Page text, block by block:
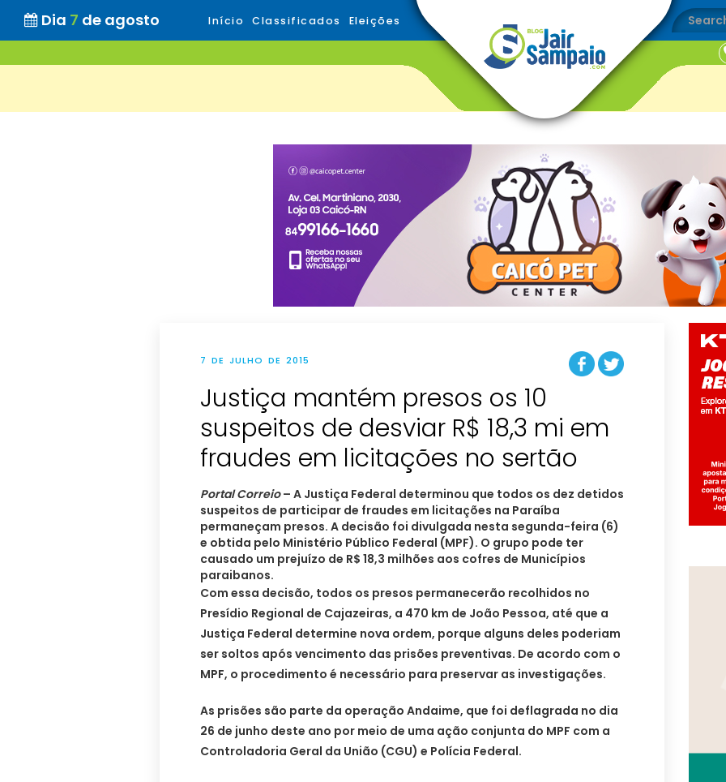
Dia 7 de agosto Início Classificados Eleições
7 DE JULHO DE 2015
Justiça mantém presos os 10
suspeitos de desviar R$ 18,3 mi em
fraudes em licitações no sertão
Portal Correio– A Justiça Federal determinou que todos os dez detidos
suspeitos de participar de fraudes em licitações na Paraíba
permaneçam presos. A decisão foi divulgada nesta segunda-feira (6)
e obtida pelo Ministério Público Federal (MPF). O grupo pode ter
causado um prejuízo de R$ 18,3 milhões aos cofres de Municípios
paraibanos.
Com essa decisão, todos os presos permanecerão recolhidos no
Presídio Regional de Cajazeiras, a 470 km de João Pessoa, até que a
Justiça Federal determine nova ordem, porque alguns deles poderiam
ser soltos após vencimento das prisões preventivas. De acordo com o
MPF, o procedimento é necessário para preservar as investigações.
As prisões são parte da operação Andaime, que foi deflagrada no dia
26 de junho deste ano por meio de uma ação conjunta do MPF com a
Controladoria Geral da União (CGU) e Polícia Federal.